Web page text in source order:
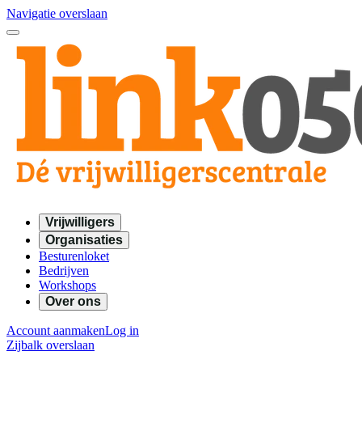
Navigatie overslaan
Vrijwilligers
Organisaties
Besturenloket
Bedrijven
Workshops
Over ons
Account aanmakenLog in
Zijbalk overslaan